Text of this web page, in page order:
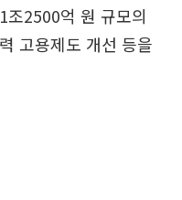
조2500억 원 규모의
고용제도 개선 등을